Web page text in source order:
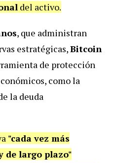
del activo.
, que administran
estratégicas,Bitcoin
de protección
como la
la deuda
"cada vez más
de largo plazo"